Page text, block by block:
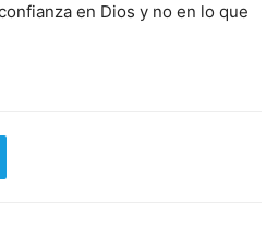
en Dios y no en lo que